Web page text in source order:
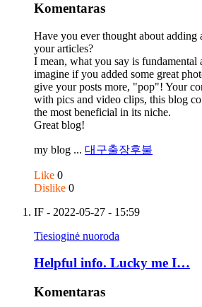
Komentaras
Have you ever thought about adding
your articles?
I mean, what you say is fundamental
imagine if you added some great
give your posts more, "pop"! Your
with pics and video clips, this blog
the most beneficial in its niche.
Great blog!
my blog ... 대구출장후불
Like 0
Dislike 0
IF - 2022-05-27 - 15:59
Tiesioginė nuoroda
Helpful info. Lucky me I…
Komentaras